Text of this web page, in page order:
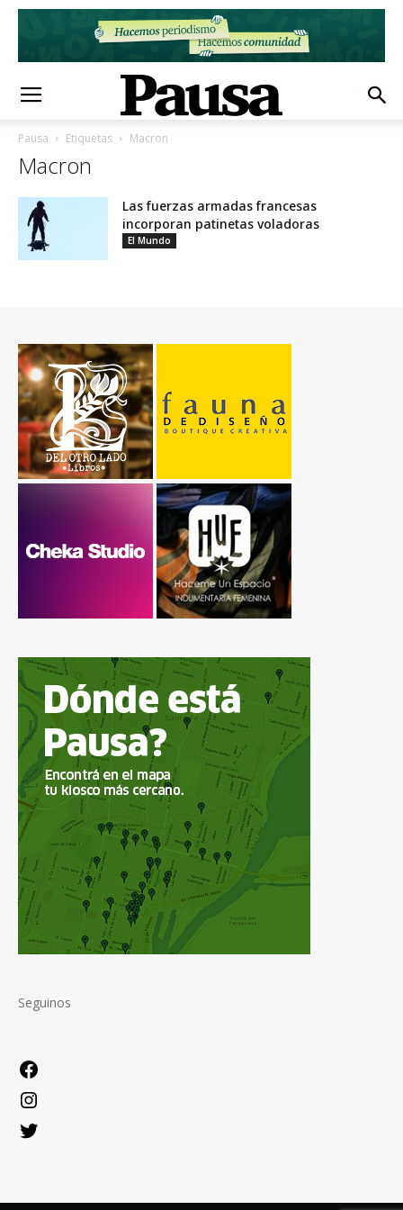
Pausa Etiquetas Macron
Macron
Las fuerzas armadas francesas
incorporan patinetas voladoras
El Mundo
Seguinos